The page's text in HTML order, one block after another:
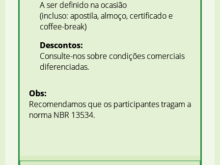
A ser definido na ocasião
(incluso: apostila, almoço, certificado e
coffee-break)
Descontos:
Consulte-nos sobre condições comerciais
diferenciadas.
Obs:
Recomendamos que os participantes tragam a
norma NBR 13534.